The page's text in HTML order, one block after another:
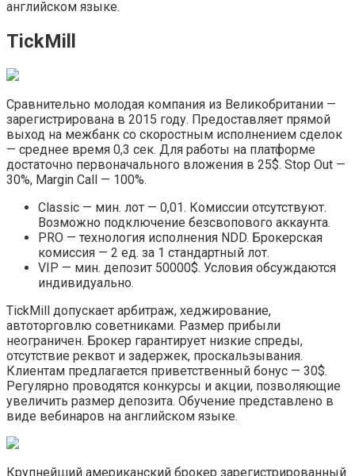
английском языке.
TickMill
Сравнительно молодая компания из Великобритании —
зарегистрирована в 2015 году. Предоставляет прямой
выход на межбанк со скоростным исполнением сделок
— среднее время 0,3 сек. Для работы на платформе
достаточно первоначального вложения в 25$. Stop Out —
30%, Margin Call — 100%.
Classic — мин. лот — 0,01. Комиссии отсутствуют.
Возможно подключение безсвопового аккаунта.
PRO — технология исполнения NDD. Брокерская
комиссия — 2 ед. за 1 стандартный лот.
VIP — мин. депозит 50000$. Условия обсуждаются
индивидуально.
TickMill допускает арбитраж, хеджирование,
автоторговлю советниками. Размер прибыли
неограничен. Брокер гарантирует низкие спреды,
отсутствие реквот и задержек, проскальзывания.
Клиентам предлагается приветственный бонус — 30$.
Регулярно проводятся конкурсы и акции, позволяющие
увеличить размер депозита. Обучение представлено в
виде вебинаров на английском языке.
Крупнейший американский брокер зарегистрированный